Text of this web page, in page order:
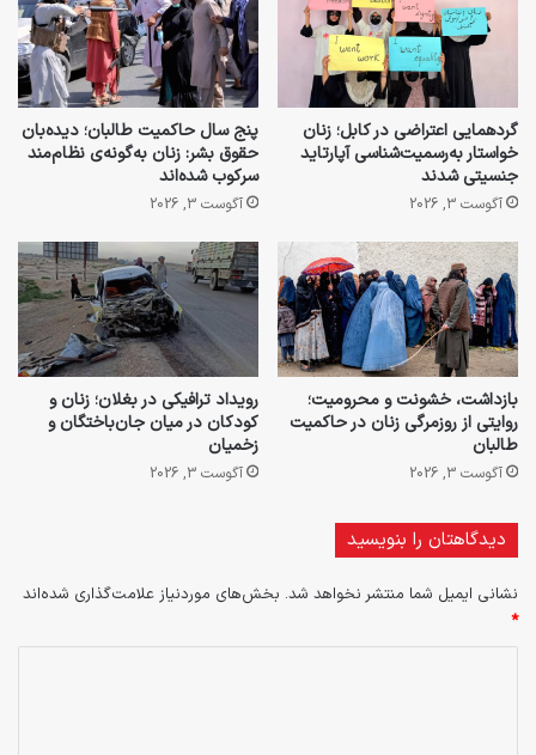
گردهمایی اعتراضی در کابل؛ زنان
خواستار به‌رسمیت‌شناسی آپارتاید
جنسیتی شدند
آگوست 3, 2026
پنج سال حاکمیت طالبان؛ دیده‌بان
حقوق بشر: زنان به‌گونه‌ی نظام‌مند
سرکوب شده‌اند
آگوست 3, 2026
بازداشت، خشونت و محرومیت؛
روایتی از روزمرگی زنان در حاکمیت
طالبان
آگوست 3, 2026
رویداد ترافیکی در بغلان؛ زنان و
کودکان در میان جان‌باختگان و
زخمیان
آگوست 3, 2026
دیدگاهتان را بنویسید
نشانی ایمیل شما منتشر نخواهد شد. بخش‌های موردنیاز علامت‌گذاری شده‌اند
*